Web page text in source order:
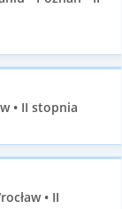
• II stopnia
• II